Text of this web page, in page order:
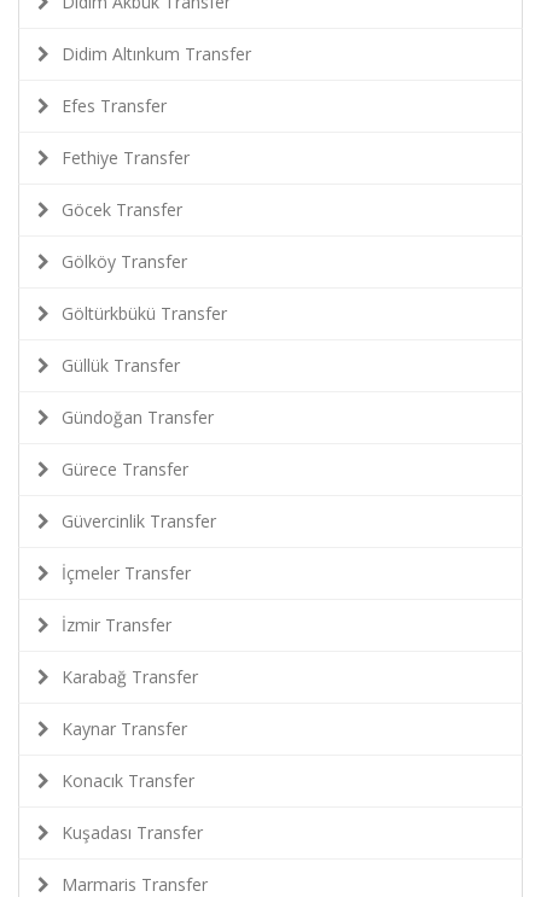
Didim Altınkum Transfer
Efes Transfer
Fethiye Transfer
Göcek Transfer
Gölköy Transfer
Göltürkbükü Transfer
Güllük Transfer
Gündoğan Transfer
Gürece Transfer
Güvercinlik Transfer
İçmeler Transfer
İzmir Transfer
Karabağ Transfer
Kaynar Transfer
Konacık Transfer
Kuşadası Transfer
Marmaris Transfer